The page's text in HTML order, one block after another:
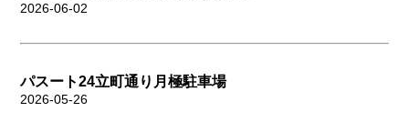
2026-06-02
パスート24立町通り月極駐車場
2026-05-26